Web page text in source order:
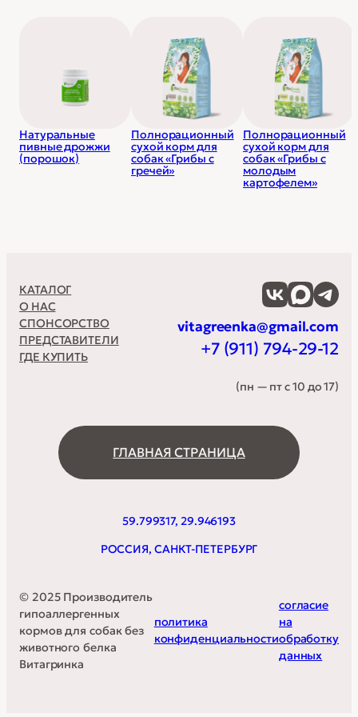
розмарин грейпфрут. Минимум химии и
Натуральные
пивные дрожжи
(порошок)
Полнорационный
сухой корм для
собак «Грибы с
гречей»
Полнорационный
сухой корм для
собак «Грибы с
молодым
картофелем»
КАТАЛОГ
О НАС
СПОНСОРСТВО
ПРЕДСТАВИТЕЛИ
ГДЕ КУПИТЬ
59.799317, 29.946193
РОССИЯ, САНКТ-ПЕТЕРБУРГ
ГЛАВНАЯ СТРАНИЦА
vitagreenka@gmail.com
+7 (911) 794-29-12
(пн — пт с 10 до 17)
© 2025 Производитель
гипоаллергенных
кормов для собак без
животного белка
Витагринка
политика
конфиденциальности
согласие
на
обработку
данных